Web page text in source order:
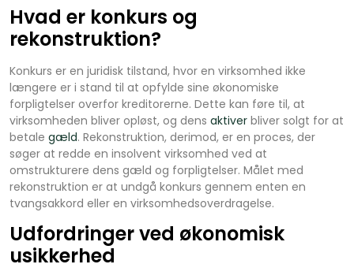
Hvad er konkurs og
rekonstruktion?
Konkurs er en juridisk tilstand, hvor en virksomhed ikke
længere er i stand til at opfylde sine økonomiske
forpligtelser overfor kreditorerne. Dette kan føre til, at
virksomheden bliver opløst, og dens aktiver bliver solgt for at
betale gæld. Rekonstruktion, derimod, er en proces, der
søger at redde en insolvent virksomhed ved at
omstrukturere dens gæld og forpligtelser. Målet med
rekonstruktion er at undgå konkurs gennem enten en
tvangsakkord eller en virksomhedsoverdragelse.
Udfordringer ved økonomisk
usikkerhed